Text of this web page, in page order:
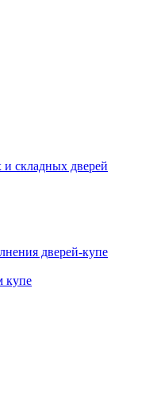
складных дверей
дверей-купе
купе